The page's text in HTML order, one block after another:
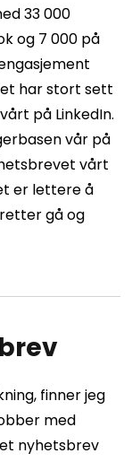
33 000
og 7 000 på
har stort sett
på LinkedIn.
vår på
vårt
er lettere å
gå og
finner jeg
med
nyhetsbrev